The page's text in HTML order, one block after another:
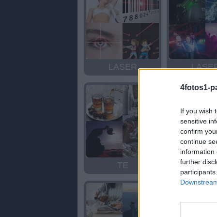
4fotos1-
If you wish
sensitive
confirm
continue
information
further
LASER
TE TE